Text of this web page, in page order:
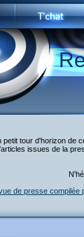
petit tour d'horizon de
issues de la
de presse compilée